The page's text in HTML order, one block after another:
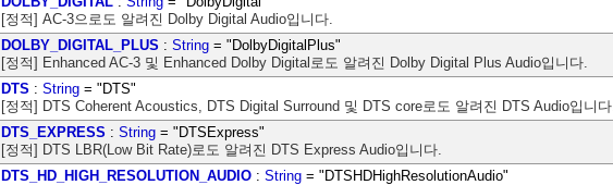
[정적] AC-3으로도 알려진 Dolby Digital Audio입니다.
DOLBY_DIGITAL_PLUS : String = "DolbyDigitalPlus"
[정적] Enhanced AC-3 및 Enhanced Dolby Digital로도 알려진 Dolby Digital Plus Audio입니다.
DTS : String = "DTS"
[정적] DTS Coherent Acoustics, DTS Digital Surround 및 DTS core로도 알려진 DTS Audio입니다.
DTS_EXPRESS : String = "DTSExpress"
[정적] DTS LBR(Low Bit Rate)로도 알려진 DTS Express Audio입니다.
DTS_HD_HIGH_RESOLUTION_AUDIO : String = "DTSHDHighResolutionAudio"